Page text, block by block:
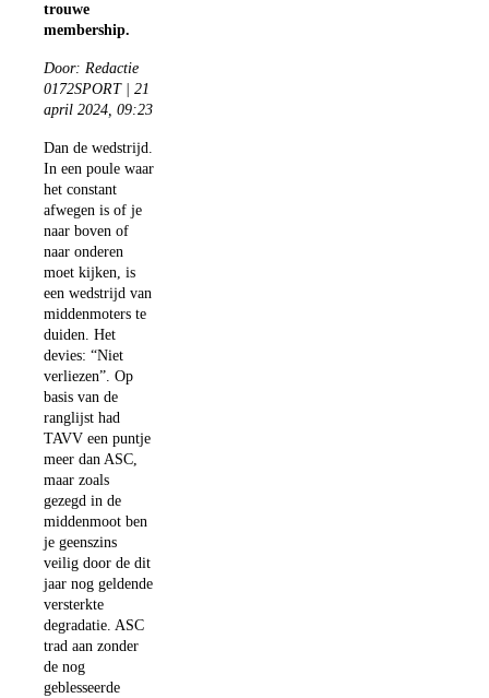
trouwe
membership.
Door: Redactie
0172SPORT | 21
april 2024, 09:23
Dan de wedstrijd.
In een poule waar
het constant
afwegen is of je
naar boven of
naar onderen
moet kijken, is
een wedstrijd van
middenmoters te
duiden. Het
devies: “Niet
verliezen”. Op
basis van de
ranglijst had
TAVV een puntje
meer dan ASC,
maar zoals
gezegd in de
middenmoot ben
je geenszins
veilig door de dit
jaar nog geldende
versterkte
degradatie. ASC
trad aan zonder
de nog
geblesseerde